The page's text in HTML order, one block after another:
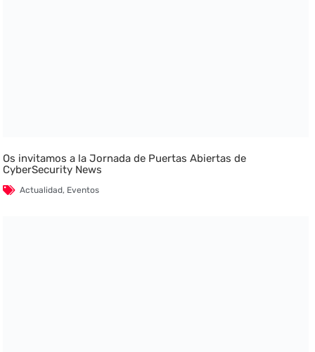
Os invitamos a la Jornada de Puertas Abiertas de
CyberSecurity News
Actualidad, Eventos